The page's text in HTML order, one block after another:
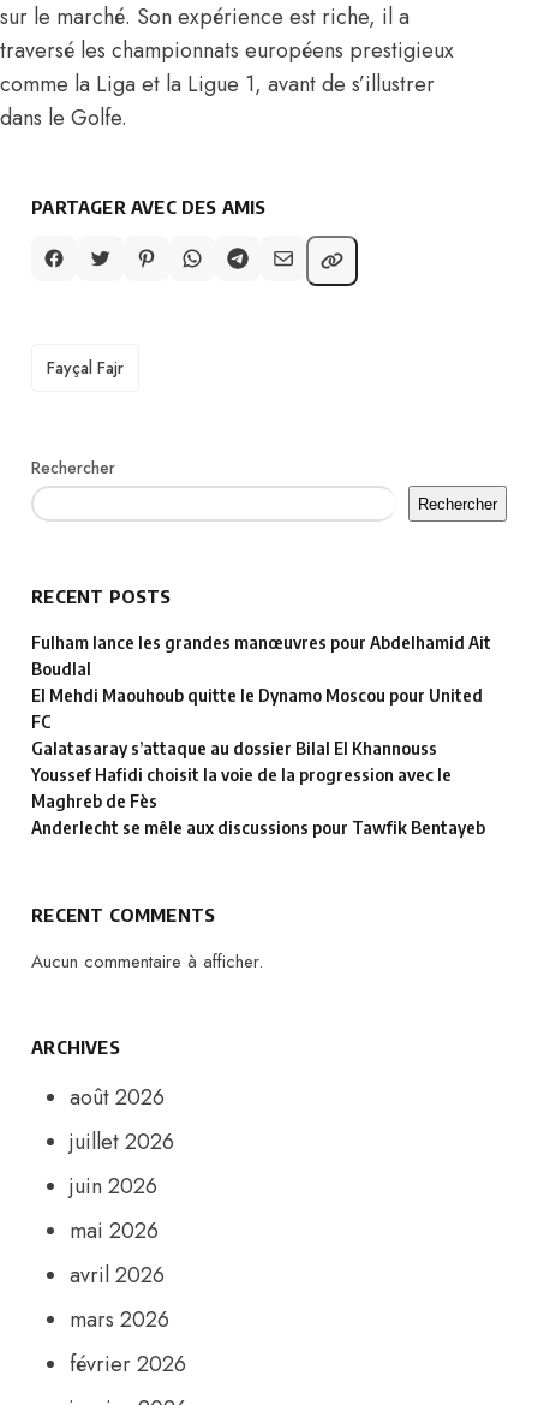
sur le marché. Son expérience est riche, il a
traversé les championnats européens prestigieux
comme la Liga et la Ligue 1, avant de s’illustrer
dans le Golfe.
PARTAGER AVEC DES AMIS
TAGS
Fayçal Fajr
Rechercher
Rechercher
RECENT POSTS
Fulham lance les grandes manœuvres pour Abdelhamid Ait
Boudlal
El Mehdi Maouhoub quitte le Dynamo Moscou pour United
FC
Galatasaray s’attaque au dossier Bilal El Khannouss
Youssef Hafidi choisit la voie de la progression avec le
Maghreb de Fès
Anderlecht se mêle aux discussions pour Tawfik Bentayeb
RECENT COMMENTS
Aucun commentaire à afficher.
ARCHIVES
août 2026
juillet 2026
juin 2026
mai 2026
avril 2026
mars 2026
février 2026